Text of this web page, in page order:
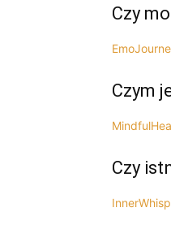
Czy
Czym
Czy